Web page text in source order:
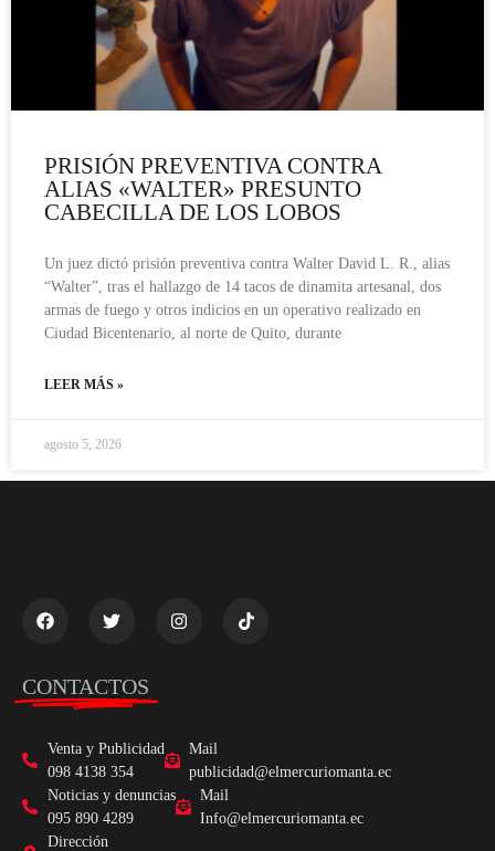
PRISIÓN PREVENTIVA CONTRA
ALIAS «WALTER» PRESUNTO
CABECILLA DE LOS LOBOS
Un juez dictó prisión preventiva contra Walter David L. R., alias
“Walter”, tras el hallazgo de 14 tacos de dinamita artesanal, dos
armas de fuego y otros indicios en un operativo realizado en
Ciudad Bicentenario, al norte de Quito, durante
LEER MÁS »
agosto 5, 2026
CONTACTOS
Venta y Publicidad
098 4138 354
Mail
publicidad@elmercuriomanta.ec
Noticias y denuncias
095 890 4289
Mail
Info@elmercuriomanta.ec
Dirección